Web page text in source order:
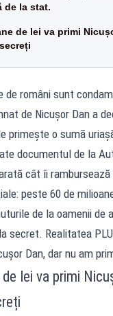
de la stat.
de lei va primi
de români sunt
de Nicușor Dan a
primește o sumă
documentul de la
cât îi
peste 60 de
de la oamenii de
secret. Realitatea
Dan, dar nu am
lei va primi